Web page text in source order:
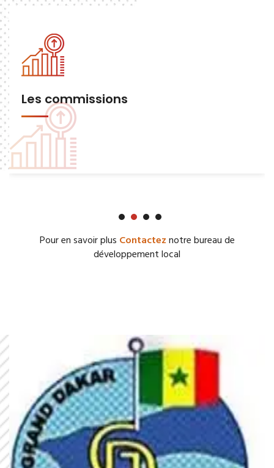
Les commissions
Pour en savoir plus Contacteznotre bureau de
développement local